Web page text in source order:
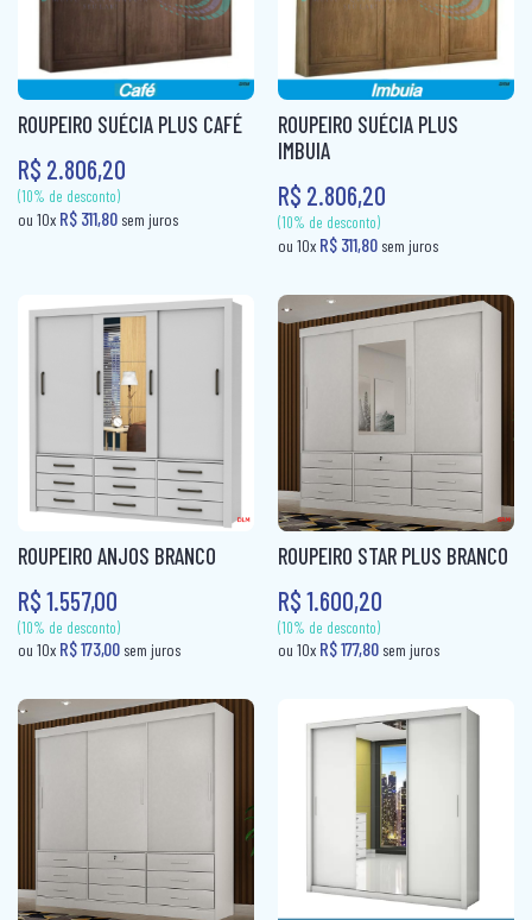
COLCHÃO SOLTEIRO MOLAS
COLCHÃO VIUVA
CÔMODA
MESA DE CABECEIRA
ROUPEIRO CASAL
ROUPEIRO CASAL PORTA COMUM
ROUPEIRO CASAL PORTA CORRER
ROUPEIRO INFANTIL
ROUPEIRO PORTA COMUM
ROUPEIRO PORTA CORRER
ROUPEIRO SOLTEIRO
ROUPEIRO SOLTEIRO PORTA COMUM
ROUPEIRO SOLTEIRO PORTA CORRER
(10% de desconto)
R$ 191,80
(10% de desconto)
ou 10xR$ 311,80
ROUPEIRO SUÉCIA PLUS CAFÉ
R$ 2.806,20
(10% de desconto)
ROUPEIRO SUÉCIA PLUS
IMBUIA
R$ 2.806,20
(10% de desconto)
ou 10xR$ 311,80
ROUPEIRO ANJOS BRANCO
R$ 1.557,00
ROUPEIRO STAR PLUS BRANCO
R$ 1.600,20